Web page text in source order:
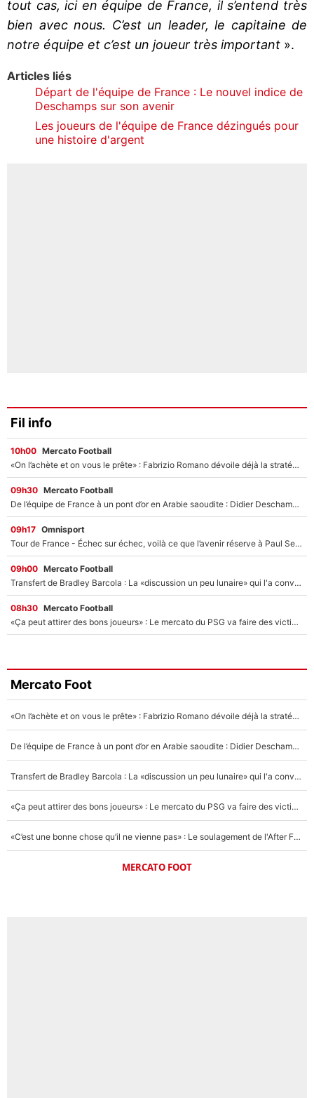
tout cas, ici en équipe de France, il s’entend très
bien avec nous. C’est un leader, le capitaine de
notre équipe et c’est un joueur très important ».
Articles liés
Départ de l'équipe de France : Le nouvel indice de
Deschamps sur son avenir
Les joueurs de l'équipe de France dézingués pour
une histoire d'argent
Fil info
10h00 Mercato Football
«On l’achète et on vous le prête» : Fabrizio Romano dévoile déjà la stratégie du PSG avec le transfert de Zion Suzuki !
09h30 Mercato Football
De l’équipe de France à un pont d’or en Arabie saoudite : Didier Deschamps a donné sa réponse !
09h17 Omnisport
Tour de France - Échec sur échec, voilà ce que l’avenir réserve à Paul Seixas : «Tant qu’il y aura un Pogacar comme celui-là...»
09h00 Mercato Football
Transfert de Bradley Barcola : La «discussion un peu lunaire» qui l'a convaincu de quitter le PSG, son entourage est pointé du doigt
08h30 Mercato Football
«Ça peut attirer des bons joueurs» : Le mercato du PSG va faire des victimes dans l'effectif de Luis Enrique ?
Mercato Foot
«On l’achète et on vous le prête» : Fabrizio Romano dévoile déjà la stratégie du PSG avec le transfert de Zion Suzuki !
De l’équipe de France à un pont d’or en Arabie saoudite : Didier Deschamps a donné sa réponse !
Transfert de Bradley Barcola : La «discussion un peu lunaire» qui l'a convaincu de quitter le PSG, son entourage est pointé du doigt
«Ça peut attirer des bons joueurs» : Le mercato du PSG va faire des victimes dans l'effectif de Luis Enrique ?
«C’est une bonne chose qu’il ne vienne pas» : Le soulagement de l'After Foot après le transfert avorté de Yan Diomandé au PSG
MERCATO FOOT